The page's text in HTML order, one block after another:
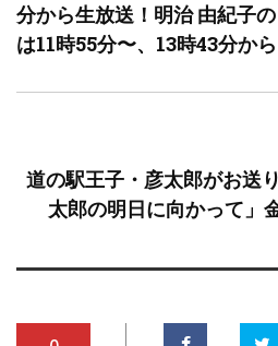
分から生放送！明治 由紀子
は11時55分〜、13時43分から
道の駅王子・彦太郎がお
太郎の明日に向かって」